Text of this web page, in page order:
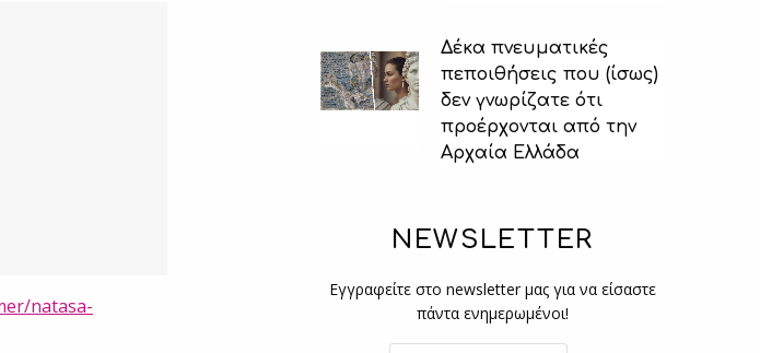
natasa-
Δέκα πνευματικές
πεποιθήσεις που (ίσως)
δεν γνωρίζατε ότι
προέρχονται από την
Αρχαία Ελλάδα
NEWSLETTER
Εγγραφείτε στο newsletter μας για να είσαστε
πάντα ενημερωμένοι!